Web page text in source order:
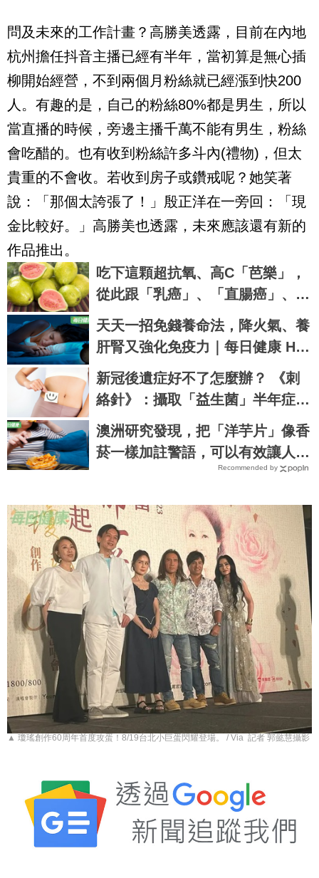
問及未來的工作計畫？高勝美透露，目前在內地
杭州擔任抖音主播已經有半年，當初算是無心插
柳開始經營，不到兩個月粉絲就已經漲到快200
人。有趣的是，自己的粉絲80%都是男生，所以
當直播的時候，旁邊主播千萬不能有男生，粉絲
會吃醋的。也有收到粉絲許多斗內(禮物) ，但太
貴重的不會收。若收到房子或鑽戒呢？她笑著
說：「那個太誇張了！」殷正洋在一旁回：「現
金比較好。」高勝美也透露，未來應該還有新的
作品推出。
吃下這顆超抗氧、高C「芭樂」，
從此跟「乳癌」、「直腸癌」、
「攝護腺癌」、「甲腫」一刀兩
斷！
天天一招免錢養命法，降火氣、養
肝腎又強化免疫力｜每日健康 Hea
lth
新冠後遺症好不了怎麼辦？ 《刺
絡針》：攝取「益生菌」半年症狀
有望緩解6成以上
澳洲研究發現，把「洋芋片」像香
菸一樣加註警語，可以有效讓人們
戒掉｜每日健康 HealthRecommended by
▲ 瓊瑤創作60周年首度攻蛋！8/19台北小巨蛋閃耀登場。 / Via 記者 郭懿慧攝影